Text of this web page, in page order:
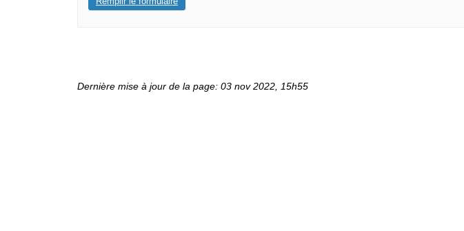
Dernière mise à jour de la page: 03 nov 2022, 15h55